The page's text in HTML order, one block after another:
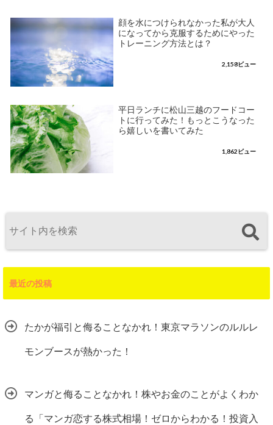
顔を水につけられなかった私が大人
になってから克服するためにやった
トレーニング方法とは？
2,158ビュー
平日ランチに松山三越のフードコー
トに行ってみた！もっとこうなった
ら嬉しいを書いてみた
1,862ビュー
最近の投稿
たかが福引と侮ることなかれ！東京マラソンのルルレ
モンブースが熱かった！
マンガと侮ることなかれ！株やお金のことがよくわか
る「マンガ恋する株式相場！ゼロからわかる！投資入